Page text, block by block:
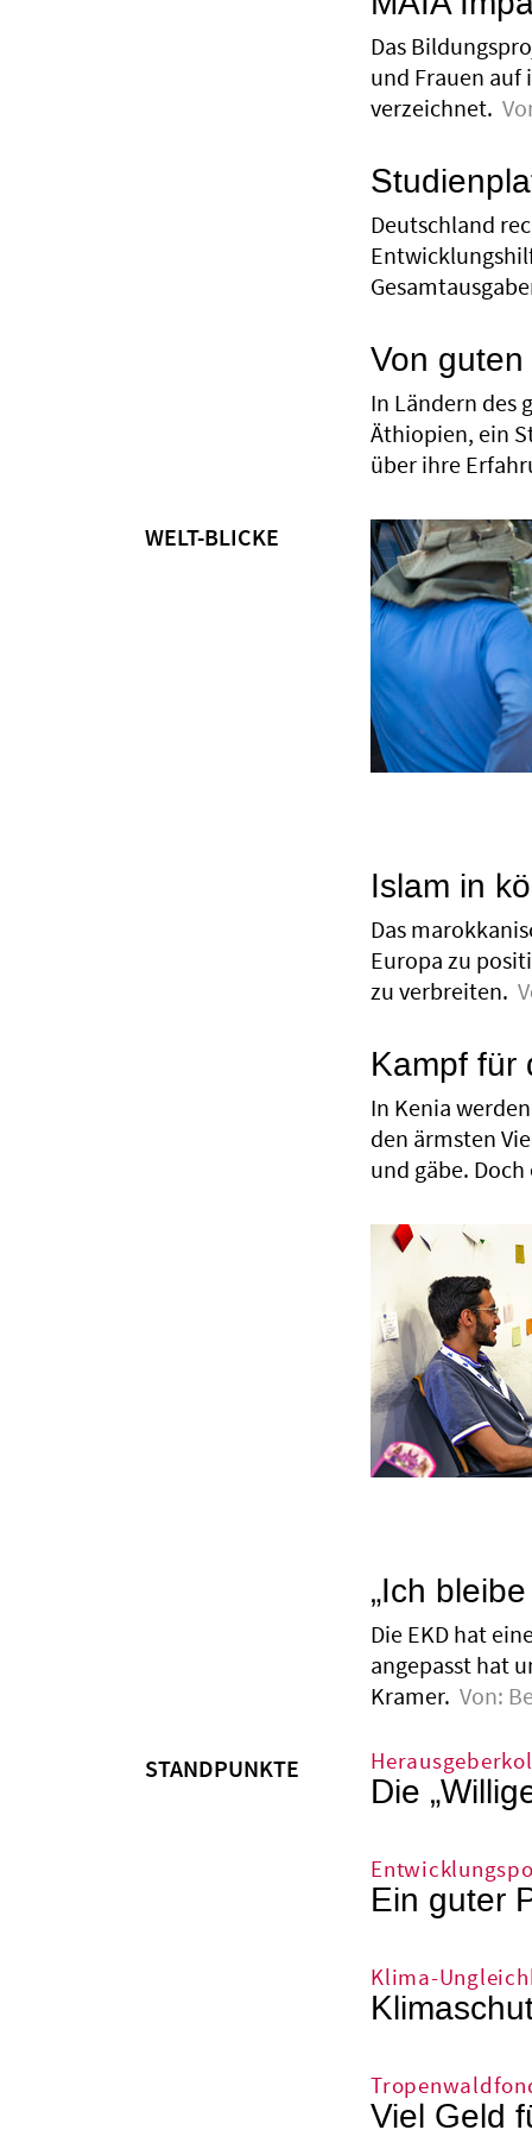
Das
und Frauen auf
verzeichnet.
Deutschland
Von
In Ländern des
Äthiopien, ein
über ihre
WELT-BLICKE
Islam in
Das
Europa zu
zu verbreiten.
Kampf für
In Kenia
den ärmsten
und gäbe.
„Ich
Die EKD hat
angepasst hat
Kramer. Von:
STANDPUNKTE
Die
Ein guter
Klima-
Viel Geld